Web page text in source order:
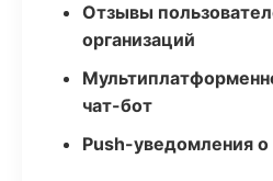
Отзывы
организаций
чат-бот
Push-уведомления